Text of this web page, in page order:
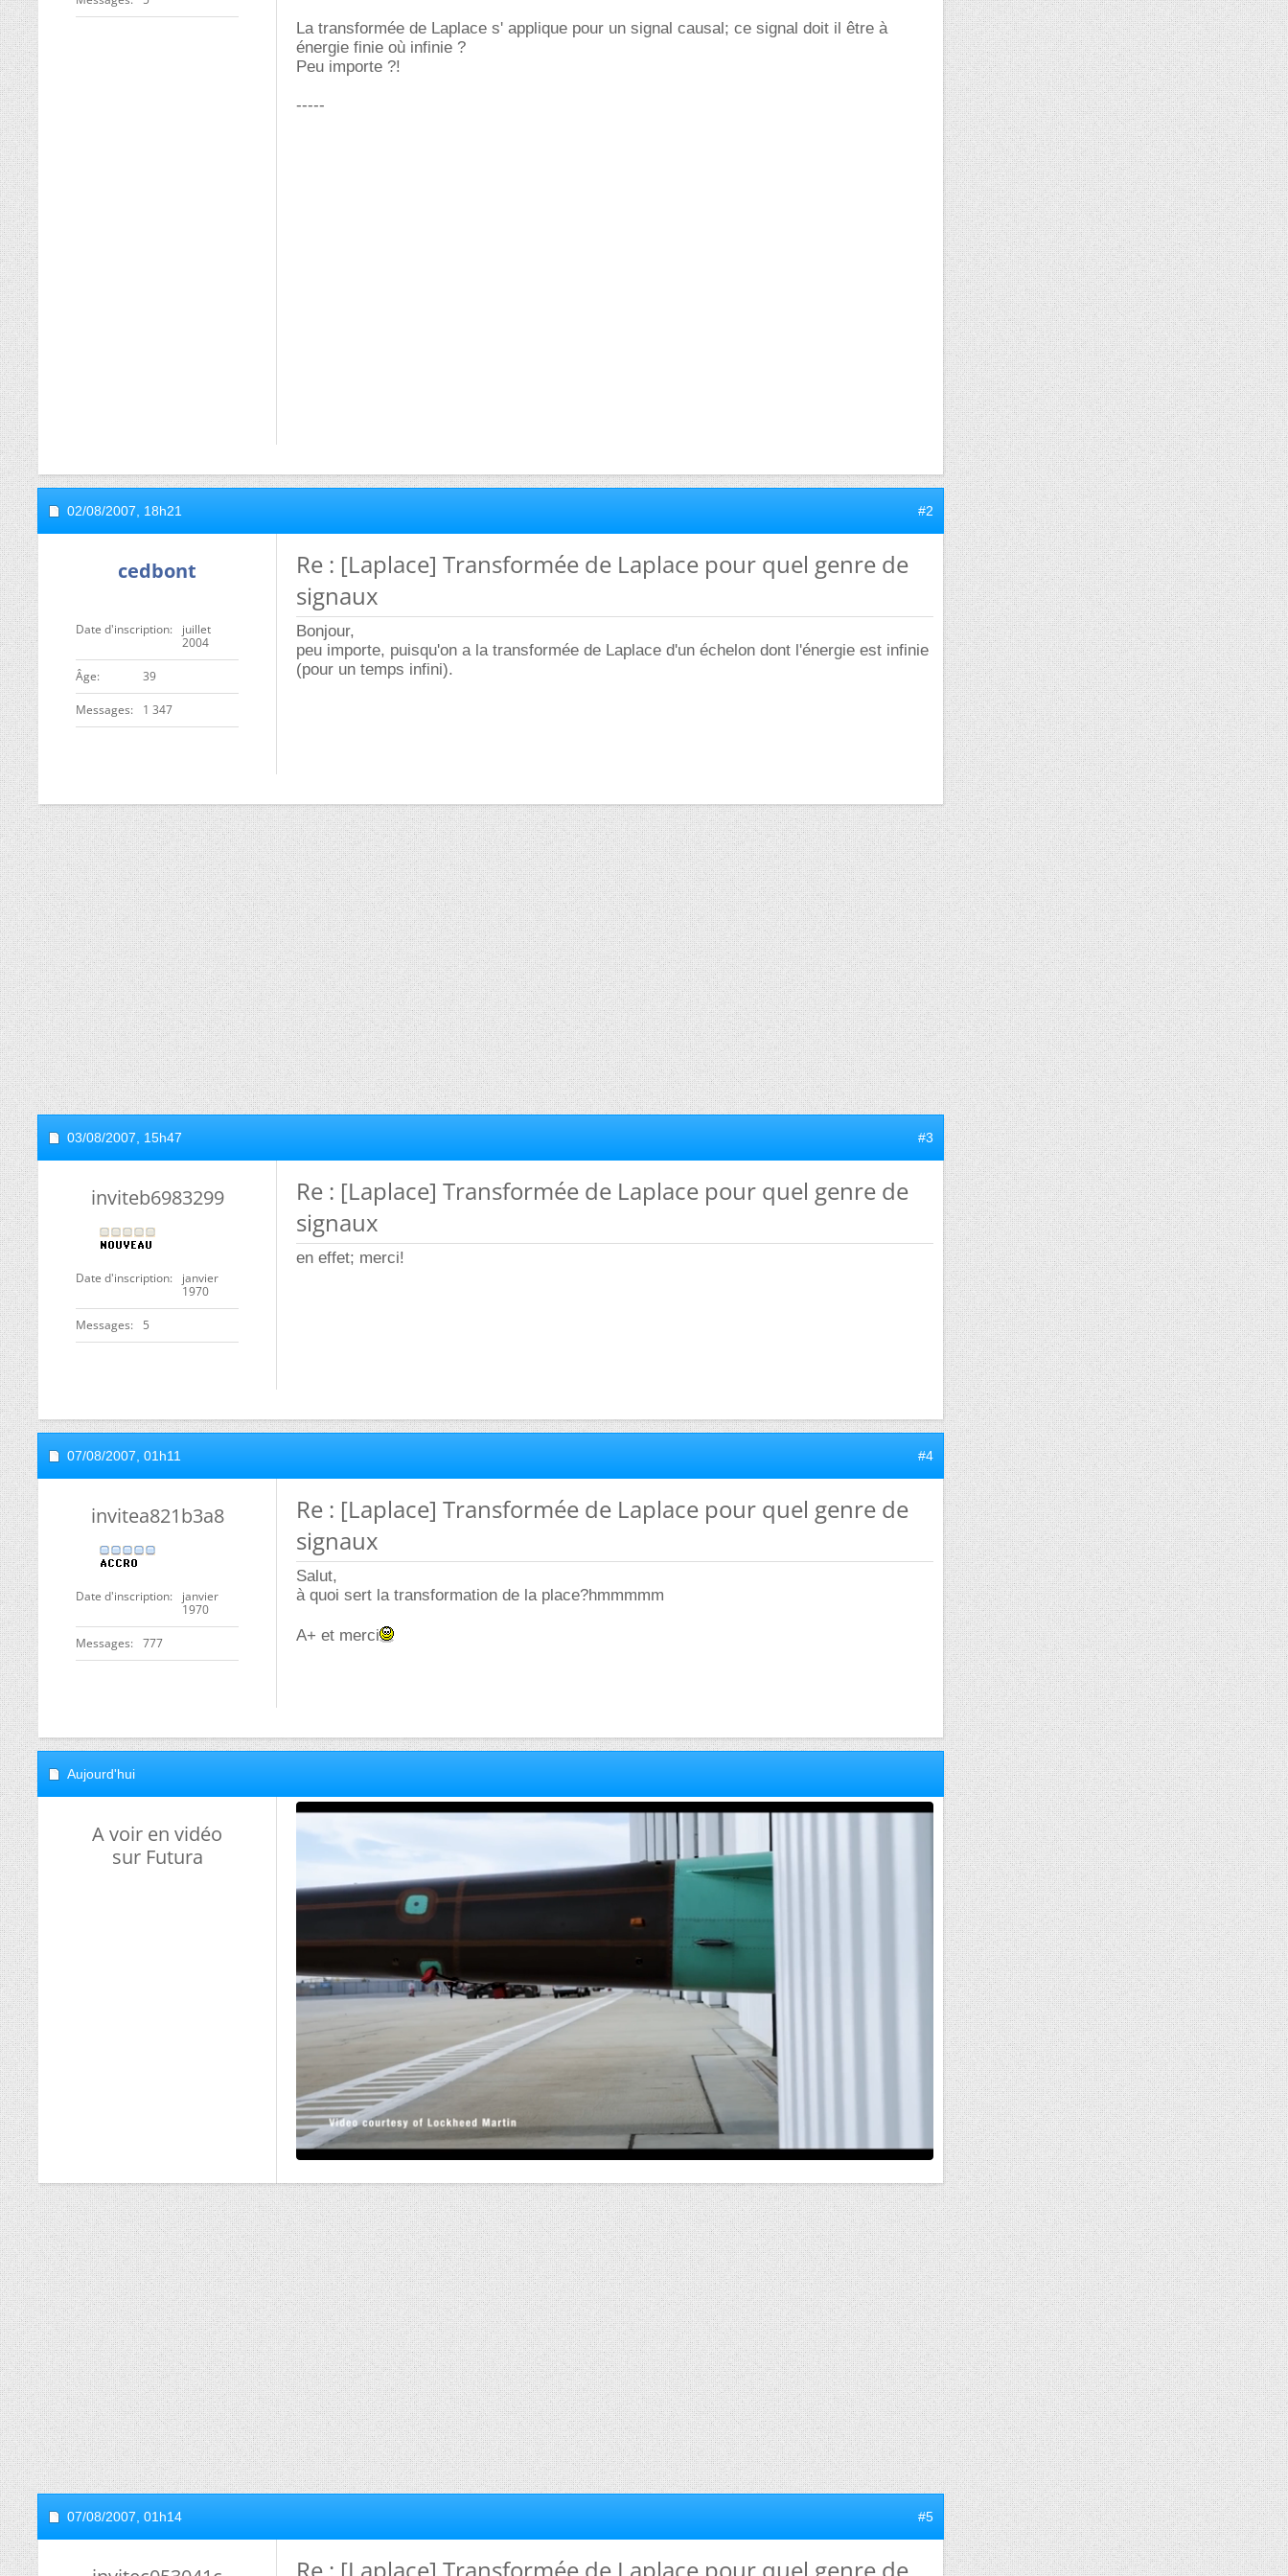
La transformée de Laplace s' applique pour un signal causal; ce signal doit il être à
énergie finie où infinie ?
Peu importe ?!
-----
02/08/2007, 18h21 #2
cedbont
Date d'inscription
juillet
2004
ge 39
Messages 1 347
Re : [Laplace] Transformée de Laplace pour quel genre de
signaux
Bonjour,
peu importe, puisqu'on a la transformée de Laplace d'un échelon dont l'énergie est infinie
(pour un temps infini).
03/08/2007, 15h47 #3
inviteb6983299
Date d'inscription
janvier
1970
Messages 5
Re : [Laplace] Transformée de Laplace pour quel genre de
signaux
en effet; merci!
07/08/2007, 01h11 #4
invitea821b3a8
Date d'inscription
janvier
1970
Messages 777
Re : [Laplace] Transformée de Laplace pour quel genre de
signaux
Salut,
à quoi sert la transformation de la place?hmmmmm
A+ et merci
Aujourd'hui
A voir en vidéo
sur Futura
07/08/2007, 01h14 #5